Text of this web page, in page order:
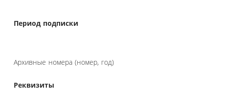
Период подписки
Архивные номера (номер, год)
Реквизиты